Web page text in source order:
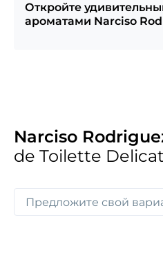
Откройте
ароматами Narciso
Narciso
de Toilette